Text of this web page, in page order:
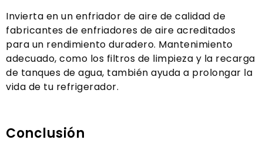
Invierta en un enfriador de aire de calidad de
fabricantes de enfriadores de aire acreditados
para un rendimiento duradero. Mantenimiento
adecuado, como los filtros de limpieza y la recarga
de tanques de agua, también ayuda a prolongar la
vida de tu refrigerador.
Conclusión